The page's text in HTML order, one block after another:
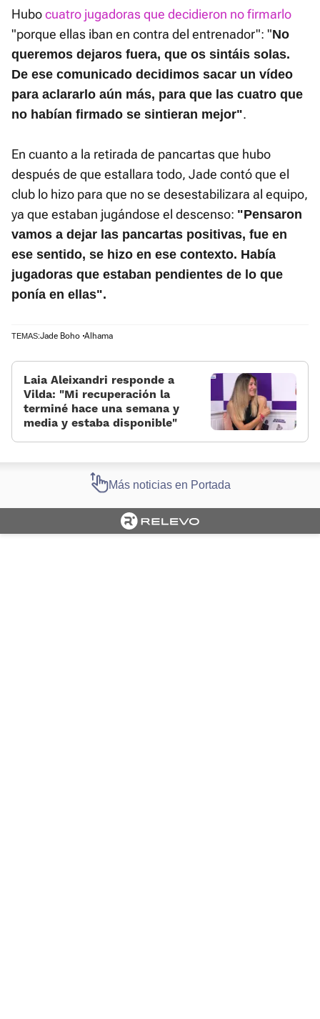
Hubocuatro jugadoras que decidieron no firmarlo
"porque ellas iban en contra del entrenador": "No
queremos dejaros fuera, que os sintáis solas.
De ese comunicado decidimos sacar un vídeo
para aclararlo aún más, para que las cuatro que
no habían firmado se sintieran mejor".
En cuanto a la retirada de pancartas que hubo
después de que estallara todo, Jade contó que el
club lo hizo para que no se desestabilizara al equipo,
ya que estaban jugándose el descenso: "Pensaron
vamos a dejar las pancartas positivas, fue en
ese sentido, se hizo en ese contexto. Había
jugadoras que estaban pendientes de lo que
ponía en ellas".
TEMAS:Jade Boho Alhama
Laia Aleixandri responde a
Vilda: «Mi recuperación la
terminé hace una semana y
media y estaba disponible»
Más noticias en Portada